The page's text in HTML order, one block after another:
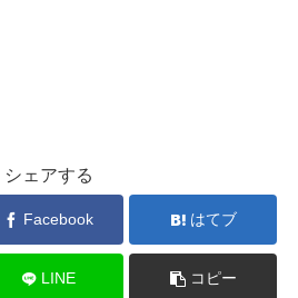
シェアする
Facebook はてブ
LINE コピー